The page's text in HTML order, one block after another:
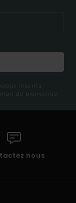
inscrits -
de bienvenue
nous